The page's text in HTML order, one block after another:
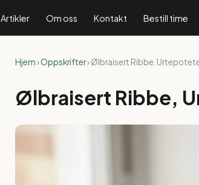
Artikler Om oss Kontakt Bestill time
Hjem›Oppskrifter› Ølbraisert Ribbe,
Ølbraisert Ribbe,